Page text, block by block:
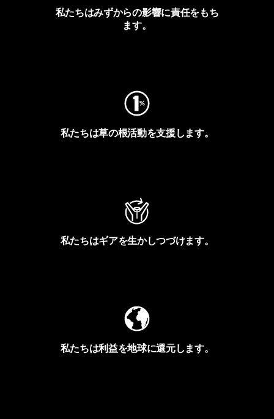
私たちはみずからの影響に責任をもち
ます。
私たちは草の根活動を支援します。
私たちはギアを生かしつづけます。
私たちは利益を地球に還元します。